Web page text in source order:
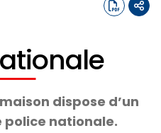
dispose d’un
nationale.